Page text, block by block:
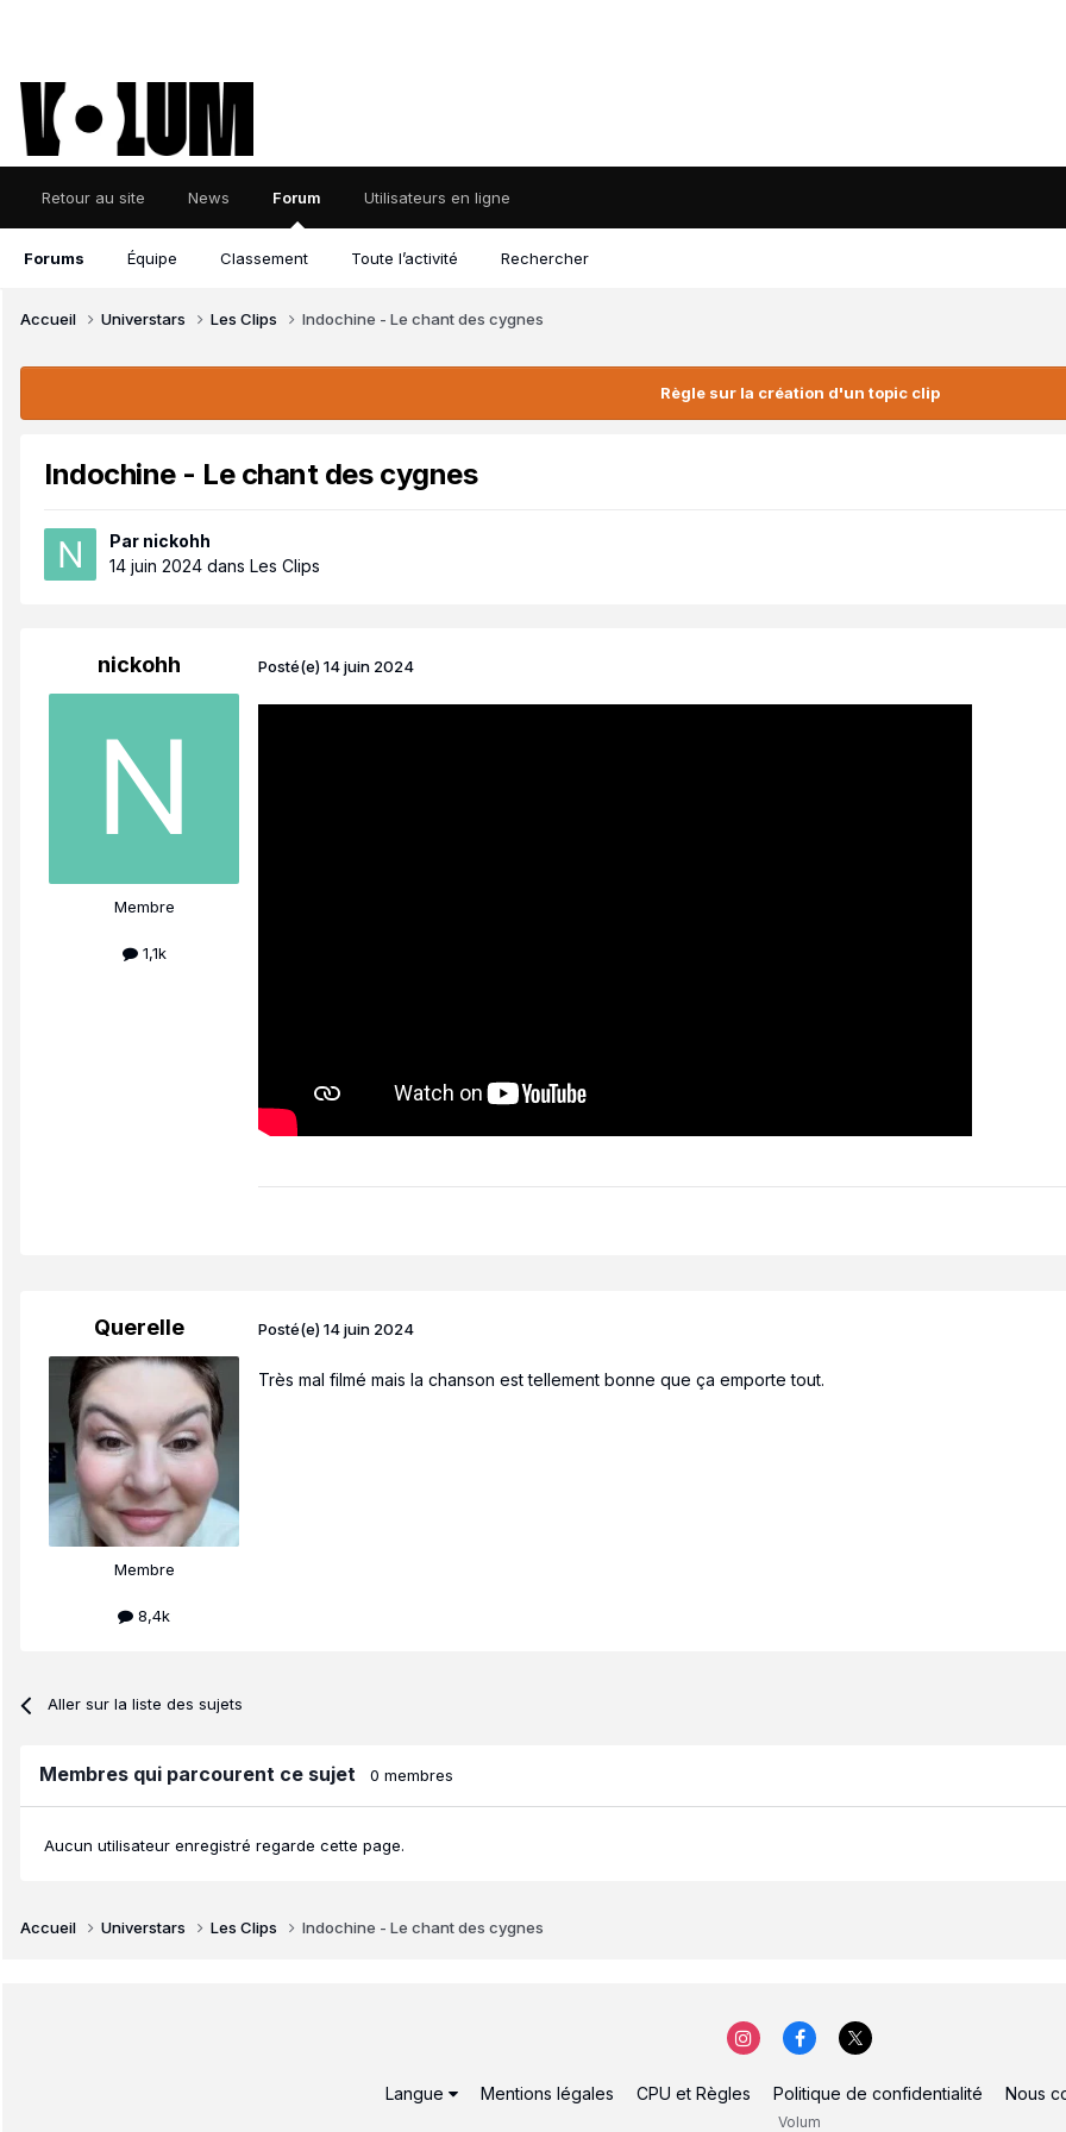
Retour au site News Forum
Forums Équipe Classement Toute l’activité Rechercher
Utilisateurs en ligne
Accueil Universtars Les Clips Indochine - Le chant des cygnes
Règle sur la création d'un topic clip
Indochine - Le chant des cygnes
Par nickohh
14 juin 2024 dans Les Clips
nickohh
Membre
1,1k
Posté(e)14 juin 2024
Querelle
Membre
8,4k
Posté(e)14 juin 2024
Très mal filmé mais la chanson est tellement bonne que ça emporte tout.
Aller sur la liste des sujets
Membres qui parcourent ce sujet 0 membres
Aucun utilisateur enregistré regarde cette page.
Accueil Universtars Les Clips Indochine - Le chant des cygnes
Langue Mentions légales CPU et Règles Politique de confidentialité Nous
Volum